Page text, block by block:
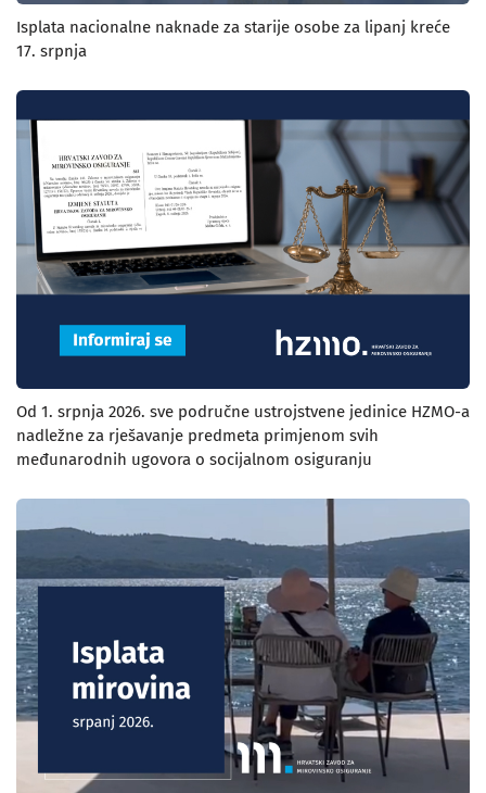
Isplata nacionalne naknade za starije osobe za lipanj kreće
17. srpnja
Od 1. srpnja 2026. sve područne ustrojstvene jedinice HZMO-a
nadležne za rješavanje predmeta primjenom svih
međunarodnih ugovora o socijalnom osiguranju